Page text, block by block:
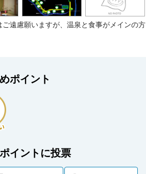
遠慮願いますが、温泉と食事がメインの方
ポイント
イントに投票